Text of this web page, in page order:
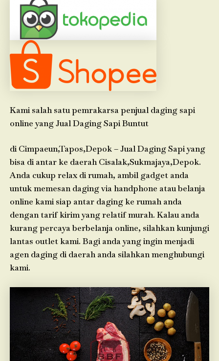
Kami salah satu pemrakarsa penjual daging sapi
online yang Jual Daging Sapi Buntut
di Cimpaeun,Tapos,Depok – Jual Daging Sapi yang
bisa di antar ke daerah Cisalak,Sukmajaya,Depok.
Anda cukup relax di rumah, ambil gadget anda
untuk memesan daging via handphone atau belanja
online kami siap antar daging ke rumah anda
dengan tarif kirim yang relatif murah. Kalau anda
kurang percaya berbelanja online, silahkan kunjungi
lantas outlet kami. Bagi anda yang ingin menjadi
agen daging di daerah anda silahkan menghubungi
kami.